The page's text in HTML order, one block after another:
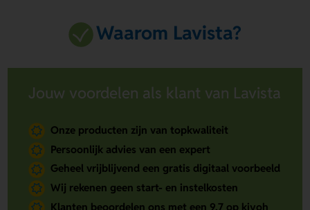
Waarom Lavista?
Jouw voordelen als klant van Lavista
Onze producten zijn van topkwaliteit
Persoonlijk advies van een expert
Geheel vrijblijvend een gratis digitaal voorbeeld
Wij rekenen geen start- en instelkosten
Klanten beoordelen ons met een 9.7 op kiyoh